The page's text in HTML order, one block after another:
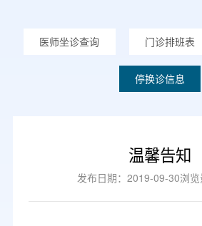
医师坐诊查询 门诊排班表
停换诊信息
温馨告知
发布日期：2019-09-30浏